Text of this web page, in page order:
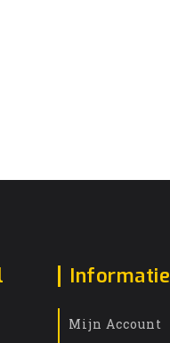
Informatie
Mijn Account